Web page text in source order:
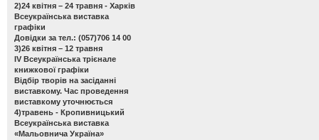
2)24 квітня – 24 травня - Харків
Всеукраїнська виставка
графіки
Довідки за тел.: (057)706 14 00
3)26 квітня – 12 травня
ІV Всеукраїнська трієнале
книжкової графіки
Відбір творів на засіданні
виставкому. Час проведення
виставкому уточнюється
4)травень - Кропивницький
Всеукраїнська виставка
«Мальовнича Україна»